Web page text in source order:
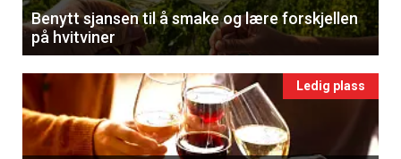
Benytt sjansen til å smake og lære forskjellen
på hvitviner
Ledig plass